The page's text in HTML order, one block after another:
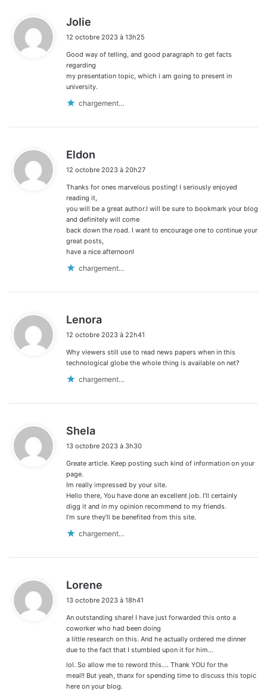
Jolie
t
:
12 octobre 2023 à 13h25
Good way of telling, and good paragraph to get facts
regarding
my presentation topic, which i am going to present in
university.
chargement…
Eldon
t
12 octobre 2023 à 20h27
Thanks for ones marvelous posting! I seriously enjoyed
reading it,
you will be a great author.I will be sure to bookmark your blog
and definitely will come
back down the road. I want to encourage one to continue your
great posts,
have a nice afternoon!
chargement…
Lenora
t
:
12 octobre 2023 à 22h41
Why viewers still use to read news papers when in this
technological globe the whole thing is available on net?
chargement…
Shela
t
13 octobre 2023 à 3h30
Greate article. Keep posting such kind of information on your
page.
Im really impressed by your site.
Hello there, You have done an excellent job. I’ll certainly
digg it and in my opinion recommend to my friends.
I’m sure they’ll be benefited from this site.
chargement…
Lorene
t
:
13 octobre 2023 à 18h41
An outstanding share! I have just forwarded this onto a
coworker who had been doing
a little research on this. And he actually ordered me dinner
due to the fact that I stumbled upon it for him…
lol. So allow me to reword this…. Thank YOU for the
meal!! But yeah, thanx for spending time to discuss this topic
here on your blog.